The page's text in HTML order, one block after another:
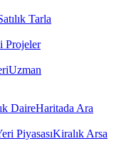
Tarla
Projeler
Uzman
DaireHaritada Ara
PiyasasıKiralık Arsa